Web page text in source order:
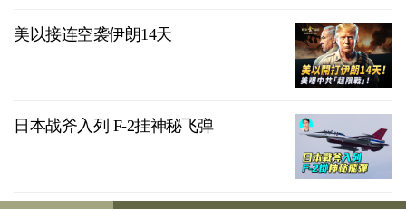
美以接连空袭伊朗14天
日本战斧入列 F-2挂神秘飞弹